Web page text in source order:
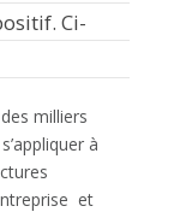
Ci-
milliers
à
et